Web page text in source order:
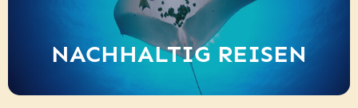
NACHHALTIG REISEN